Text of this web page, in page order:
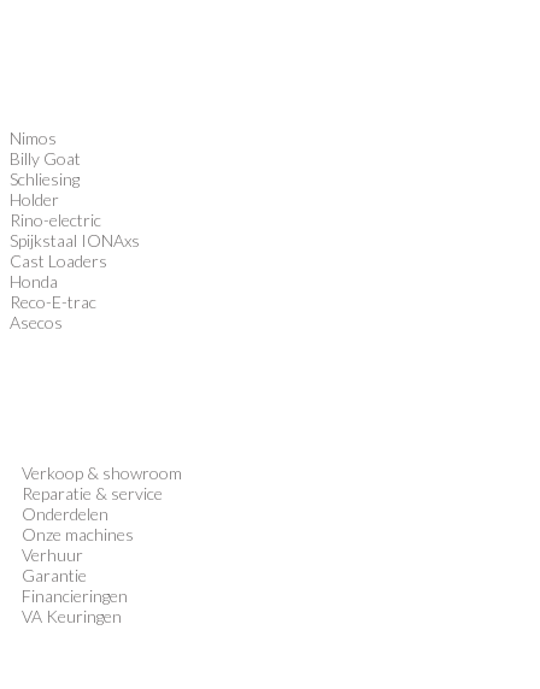
Nimos
Billy Goat
Schliesing
Holder
Rino-electric
Spijkstaal IONAxs
Cast Loaders
Honda
Reco-E-trac
Asecos
Verkoop & showroom
Reparatie & service
Onderdelen
Onze machines
Verhuur
Garantie
Financieringen
VA Keuringen